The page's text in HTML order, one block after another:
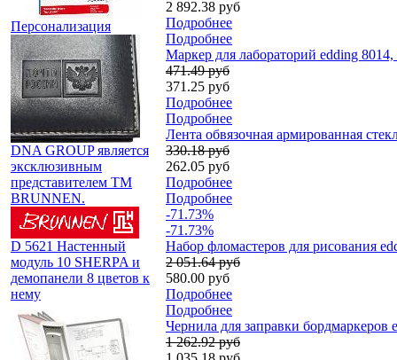
Персонализация
DNA GROUP является
эксклюзивным
представителем TM
BRUNNEN.
D 5621 Настенный
модуль 10 SHERPA и
демопанели 8 цветов к
нему
2 892.38 руб
Подробнее
Подробнее
Маркер для лабораторий edding
471.49 руб
371.25 руб
Подробнее
Подробнее
Лента обвязочная армированная
330.18 руб
262.05 руб
Подробнее
Подробнее
-71.73%
-71.73%
Набор фломастеров для рисования
2 051.64 руб
580.00 руб
Подробнее
Подробнее
Чернила для заправки
1 262.92 руб